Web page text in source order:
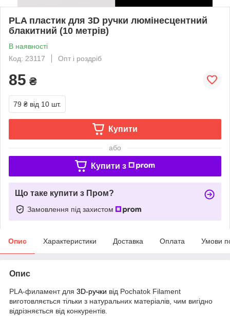
PLA пластик для 3D ручки люмінесцентний
блакитний (10 метрів)
В наявності
Код: 23117
Опт і роздріб
85 ₴
79 ₴ від 10 шт.
Купити
або
Купити з
Що таке купити з Пром?
Замовлення під захистом
Опис Характеристики Доставка Оплата Умови
Опис
PLA-филамент для 3D-ручки від Pochatok Filament
виготовляється тільки з натуральних матеріалів, чим вигідно
відрізняється від конкурентів.